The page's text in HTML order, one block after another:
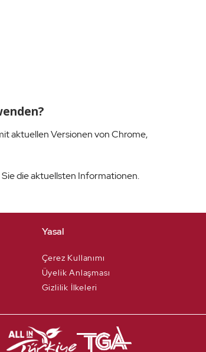
aktuellen Versionen von Chrome,
die aktuellsten Informationen.
Yasal
Çerez Kullanımı
Üyelik Anlaşması
Gizlilik İlkeleri